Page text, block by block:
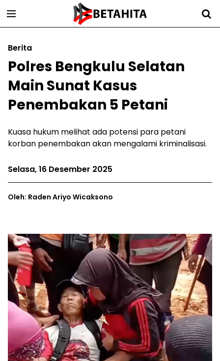
Berita
Polres Bengkulu Selatan
Main Sunat Kasus
Penembakan 5 Petani
Kuasa hukum melihat ada potensi para petani
korban penembakan akan mengalami kriminalisasi.
Selasa, 16 Desember 2025
Oleh: Raden Ariyo Wicaksono